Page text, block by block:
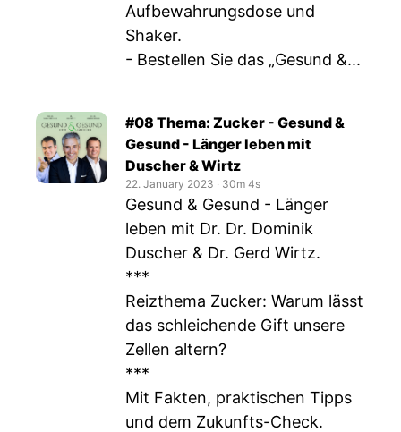
Aufbewahrungsdose und
Shaker.
- Bestellen Sie das „Gesund &...
#08 Thema: Zucker - Gesund &
Gesund - Länger leben mit
Duscher & Wirtz
22. January 2023 ‧ 30m 4s
Gesund & Gesund - Länger
leben mit Dr. Dr. Dominik
Duscher & Dr. Gerd Wirtz.
***
Reizthema Zucker: Warum lässt
das schleichende Gift unsere
Zellen altern?
***
Mit Fakten, praktischen Tipps
und dem Zukunfts-Check.